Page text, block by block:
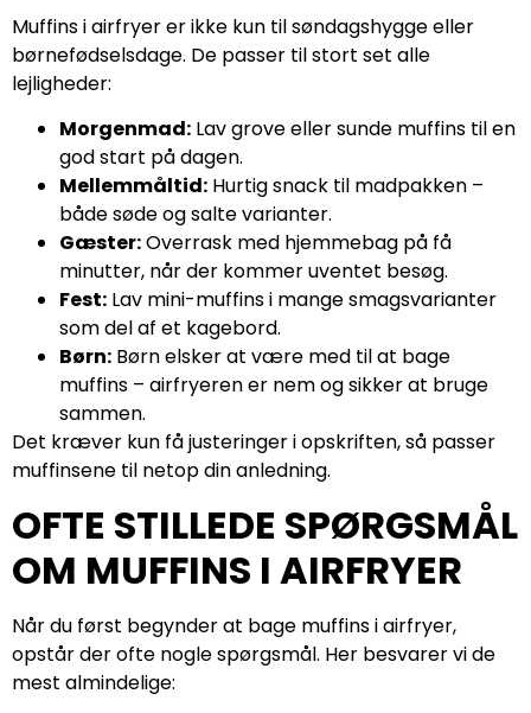
Muffins i airfryer er ikke kun til søndagshygge eller
børnefødselsdage. De passer til stort set alle
lejligheder:
Morgenmad: Lav grove eller sunde muffins til en
god start på dagen.
Mellemmåltid: Hurtig snack til madpakken –
både søde og salte varianter.
Gæster:Overrask med hjemmebag på få
minutter, når der kommer uventet besøg.
Fest: Lav mini-muffins i mange smagsvarianter
som del af et kagebord.
Børn: Børn elsker at være med til at bage
muffins – airfryeren er nem og sikker at bruge
sammen.
Det kræver kun få justeringer i opskriften, så passer
muffinsene til netop din anledning.
OFTE STILLEDE SPØRGSMÅL
OM MUFFINS I AIRFRYER
Når du først begynder at bage muffins i airfryer,
opstår der ofte nogle spørgsmål. Her besvarer vi de
mest almindelige: